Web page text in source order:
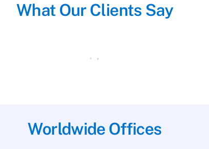
What Our Clients Say
Canada, 24th December 2017
Worldwide Offices